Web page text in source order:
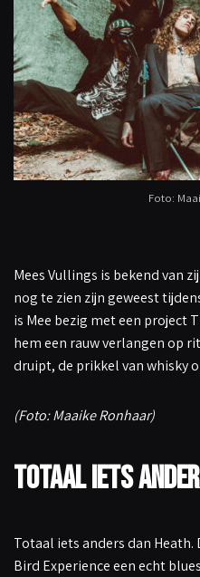
Foto:
Mees Vullings is bekend van
nog te zien zijn geweest
is Mee bezig met een project
hem een rauw verlangen op
druipt, de prikkel van whisky
(Foto: Maaike Ronhaar)
Totaal iets
Totaal iets anders dan
Bird Experience een echt